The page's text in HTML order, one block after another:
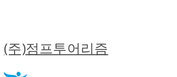
(주)점프투어리즘